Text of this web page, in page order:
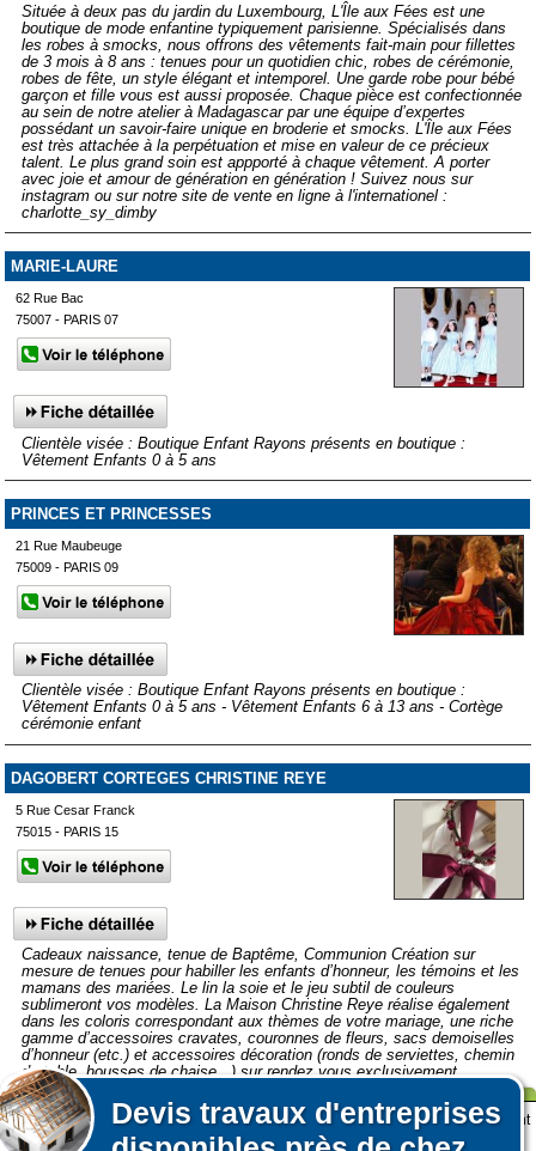
Devis travaux d'entreprises
Située à deux pas du jardin du Luxembourg, L'Île aux Fées est une
boutique de mode enfantine typiquement parisienne. Spécialisés dans
les robes à smocks, nous offrons des vêtements fait-main pour fillettes
de 3 mois à 8 ans : tenues pour un quotidien chic, robes de cérémonie,
robes de fête, un style élégant et intemporel. Une garde robe pour bébé
garçon et fille vous est aussi proposée. Chaque pièce est confectionnée
au sein de notre atelier à Madagascar par une équipe d’expertes
possédant un savoir-faire unique en broderie et smocks. L'Île aux Fées
est très attachée à la perpétuation et mise en valeur de ce précieux
talent. Le plus grand soin est appporté à chaque vêtement. A porter
avec joie et amour de génération en génération ! Suivez nous sur
instagram ou sur notre site de vente en ligne à l'internationel :
charlotte_sy_dimby
MARIE-LAURE
62 Rue Bac
75007 - PARIS 07
Clientèle visée : Boutique Enfant Rayons présents en boutique :
Vêtement Enfants 0 à 5 ans
PRINCES ET PRINCESSES
21 Rue Maubeuge
75009 - PARIS 09
Clientèle visée : Boutique Enfant Rayons présents en boutique :
Vêtement Enfants 0 à 5 ans - Vêtement Enfants 6 à 13 ans - Cortège
cérémonie enfant
DAGOBERT CORTEGES CHRISTINE REYE
5 Rue Cesar Franck
75015 - PARIS 15
Cadeaux naissance, tenue de Baptême, Communion Création sur
mesure de tenues pour habiller les enfants d’honneur, les témoins et les
mamans des mariées. Le lin la soie et le jeu subtil de couleurs
sublimeront vos modèles. La Maison Christine Reye réalise également
dans les coloris correspondant aux thèmes de votre mariage, une riche
gamme d’accessoires cravates, couronnes de fleurs, sacs demoiselles
d’honneur (etc.) et accessoires décoration (ronds de serviettes, chemin
de table, housses de chaise...).sur rendez vous exclusivement.
Afficher plus de prestataires dans un rayon de 50km autour de
Affiner votre recherche
Lors de votre visite sur notre site des fichiers informatiques nommés cookies sont
déposés sur votre terminal. Ces cookies sont utilisés pour la navigation, le